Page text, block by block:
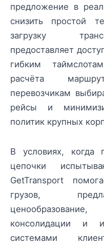
предложение в
снизить простой
загрузку
предоставляет
гибким
расчёта
перевозчикам
рейсы и
политик крупных
В условиях, когда
цепочки
GetTransport
грузов,
консолидации и
системами